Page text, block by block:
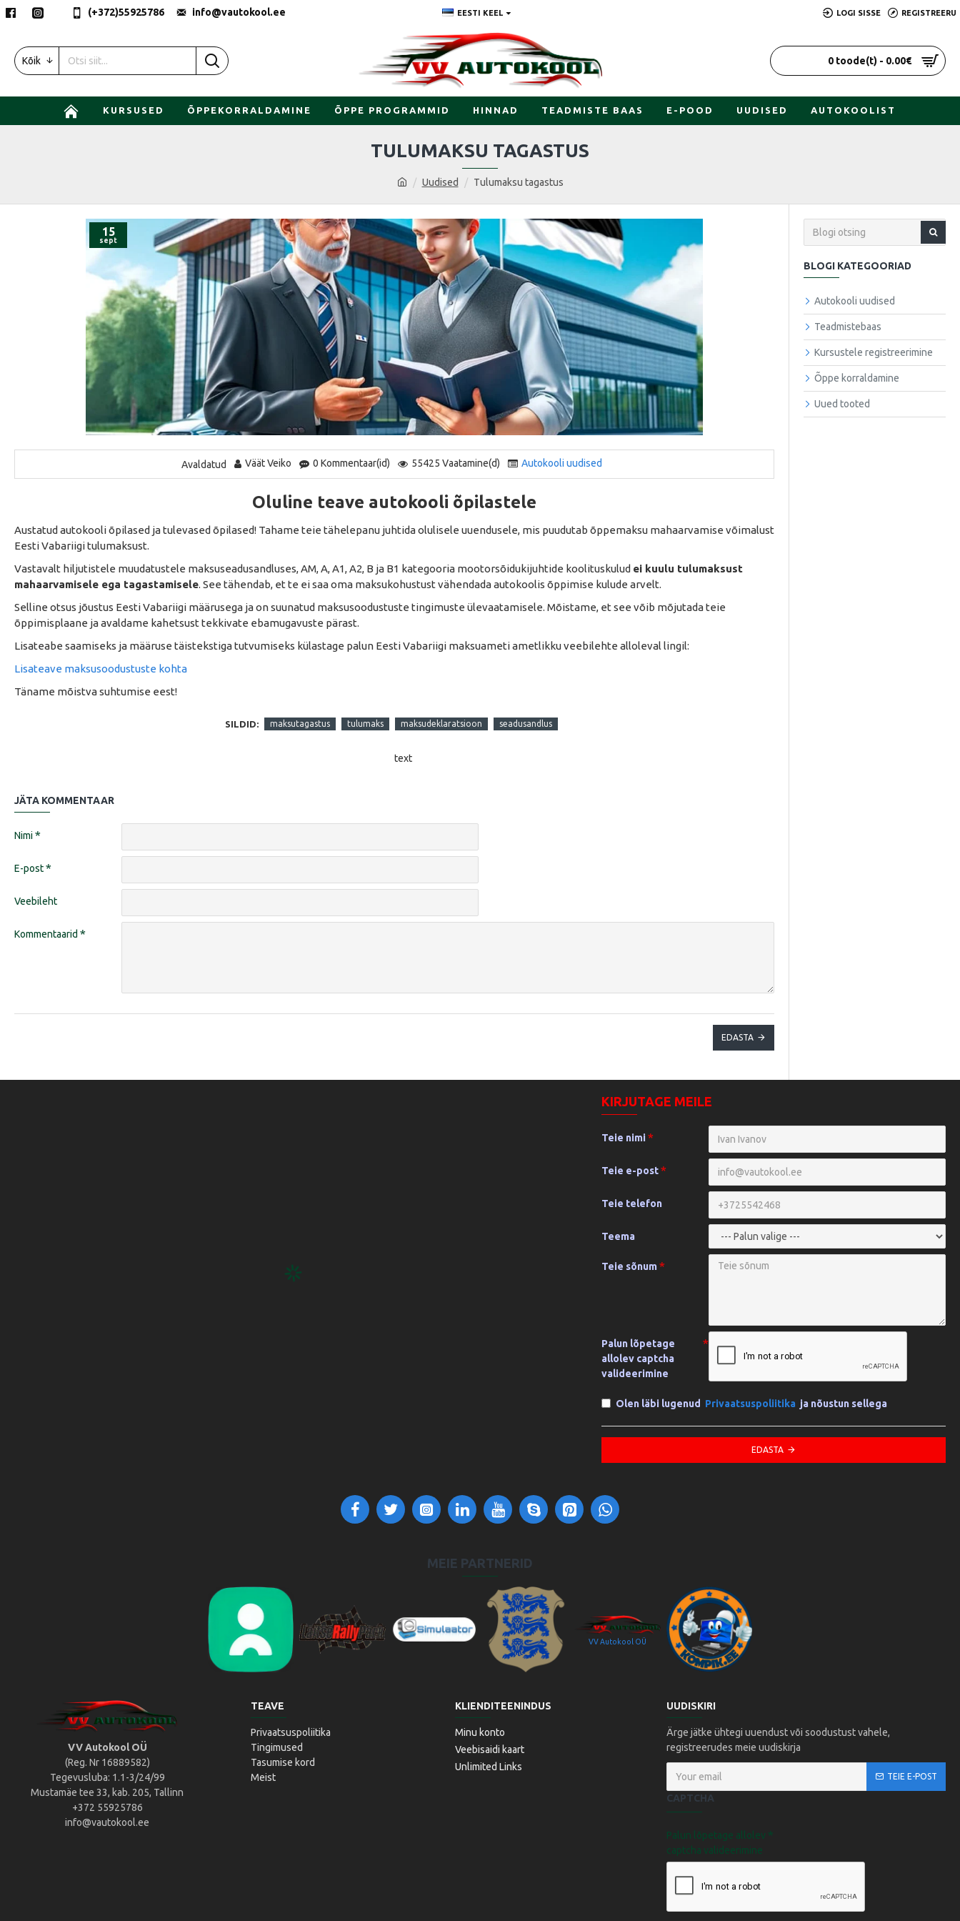
(+372)55925786 info@vautokool.ee EESTI KEEL LOGI SISSE REGISTREERU
Kõik 0 toode(t) - 0.00€
KURSUSED ÕPPEKORRALDAMINE ÕPPE PROGRAMMID HINNAD TEADMISTE BAAS E-POOD UUDISED AUTOKOOLIST
Uudised Tulumaksu tagastus
TULUMAKSU TAGASTUS
15
sept
Avaldatud Väät Veiko 0 Kommentaar(id) 55425 Vaatamine(d) Autokooli uudised
Oluline teave autokooli õpilastele
Austatud autokooli õpilased ja tulevased õpilased! Tahame teie tähelepanu juhtida olulisele uuendusele, mis puudutab õppemaksu mahaarvamise võimalust
Eesti Vabariigi tulumaksust.
Vastavalt hiljutistele muudatustele maksuseadusandluses, AM, A, A1, A2, B ja B1 kategooria mootorsõidukijuhtide koolituskulud ei kuulu tulumaksust
mahaarvamisele ega tagastamisele. See tähendab, et te ei saa oma maksukohustust vähendada autokoolis õppimise kulude arvelt.
Selline otsus jõustus Eesti Vabariigi määrusega ja on suunatud maksusoodustuste tingimuste ülevaatamisele. Mõistame, et see võib mõjutada teie
õppimisplaane ja avaldame kahetsust tekkivate ebamugavuste pärast.
Lisateabe saamiseks ja määruse täistekstiga tutvumiseks külastage palun Eesti Vabariigi maksuameti ametlikku veebilehte alloleval lingil:
Lisateave maksusoodustuste kohta
Täname mõistva suhtumise eest!
SILDID: maksutagastus tulumaks maksudeklaratsioon seadusandlus
text
JÄTA KOMMENTAAR
Nimi
E-post
Veebileht
Kommentaarid
EDASTA
BLOGI KATEGOORIAD
Autokooli uudised
Teadmistebaas
Kursustele registreerimine
Õppe korraldamine
Uued tooted
KIRJUTAGE MEILE
Teie nimi
Teie e-post
Teie telefon
Teema
Teie sõnum
Palun lõpetage
allolev captcha
valideerimine
Olen läbi lugenud Privaatsuspoliitika ja nõustun sellega
EDASTA
MEIE PARTNERID
VV Autokool OÜ
VV Autokool OÜ
(Reg. Nr 16889582)
Tegevusluba: 1.1-3/24/99
Mustamäe tee 33, kab. 205, Tallinn
+372 55925786
info@vautokool.ee
TEAVE
Privaatsuspoliitika
Tingimused
Tasumise kord
Meist
KLIENDITEENINDUS
Minu konto
Veebisaidi kaart
Unlimited Links
UUDISKIRI
Ärge jätke ühtegi uuendust või soodustust vahele,
registreerudes meie uudiskirja
TEIE E-POST
CAPTCHA
Palun lõpetage allolev
captcha valideerimine